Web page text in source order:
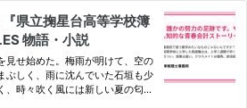
県立掬星台高等学校簿
物語・小説
見せ始めた。梅雨が明けて、空の
ぶしく、雨に沈んでいた石垣も少
、時々吹く風には新しい夏の匂い